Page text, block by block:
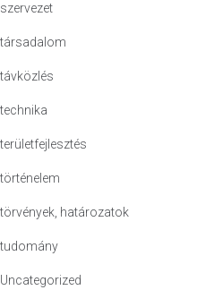
szervezet
társadalom
távközlés
technika
területfejlesztés
történelem
törvények, határozatok
tudomány
Uncategorized